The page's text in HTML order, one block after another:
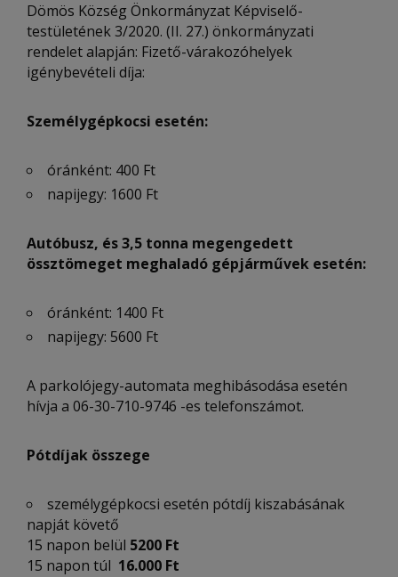
Dömös Község Önkormányzat Képviselő-
testületének 3/2020. (II. 27.) önkormányzati
rendelet alapján: Fizető-várakozóhelyek
igénybevételi díja:
Személygépkocsi esetén:
óránként: 400 Ft
napijegy: 1600 Ft
Autóbusz, és 3,5 tonna megengedett
össztömeget meghaladó gépjárművek esetén:
óránként: 1400 Ft
napijegy: 5600 Ft
A parkolójegy-automata meghibásodása esetén
hívja a 06-30-710-9746 -es telefonszámot.
Pótdíjak összege
személygépkocsi esetén pótdíj kiszabásának
napját követő
15 napon belül 5200 Ft
15 napon túl 16.000 Ft